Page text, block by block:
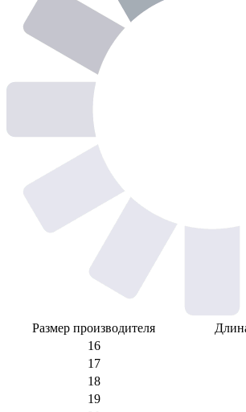
Размер производителя
16
17
18
19